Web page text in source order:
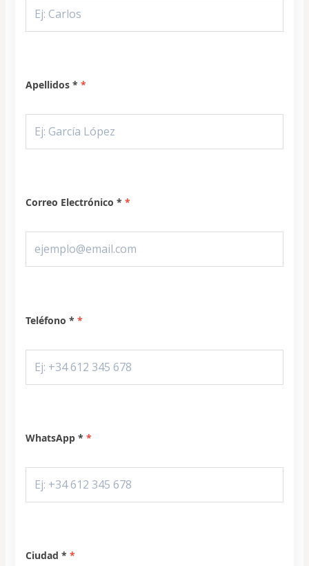
Apellidos *
Correo Electrónico *
Teléfono *
WhatsApp *
Ciudad *